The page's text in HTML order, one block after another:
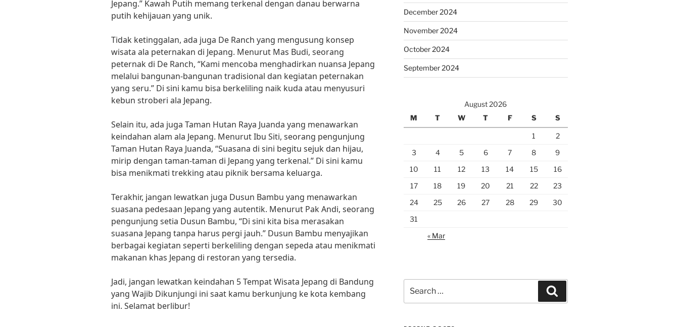
Jepang.” Kawah Putih memang terkenal dengan danau berwarna
putih kehijauan yang unik.
Tidak ketinggalan, ada juga De Ranch yang mengusung konsep
wisata ala peternakan di Jepang. Menurut Mas Budi, seorang
peternak di De Ranch, “Kami mencoba menghadirkan nuansa Jepang
melalui bangunan-bangunan tradisional dan kegiatan peternakan
yang seru.” Di sini kamu bisa berkeliling naik kuda atau menyusuri
kebun stroberi ala Jepang.
Selain itu, ada juga Taman Hutan Raya Juanda yang menawarkan
keindahan alam ala Jepang. Menurut Ibu Siti, seorang pengunjung
Taman Hutan Raya Juanda, “Suasana di sini begitu sejuk dan hijau,
mirip dengan taman-taman di Jepang yang terkenal.” Di sini kamu
bisa menikmati trekking atau piknik bersama keluarga.
Terakhir, jangan lewatkan juga Dusun Bambu yang menawarkan
suasana pedesaan Jepang yang autentik. Menurut Pak Andi, seorang
pengunjung setia Dusun Bambu, “Di sini kita bisa merasakan
suasana Jepang tanpa harus pergi jauh.” Dusun Bambu menyajikan
berbagai kegiatan seperti berkeliling dengan sepeda atau menikmati
makanan khas Jepang di restoran yang tersedia.
Jadi, jangan lewatkan keindahan 5 Tempat Wisata Jepang di Bandung
yang Wajib Dikunjungi ini saat kamu berkunjung ke kota kembang
ini. Selamat berlibur!
December 2024
November 2024
October 2024
September 2024
August 2026
M
T W T F S S
1
2
3
4 5 6 7 8
9
10
11 12 13 14 15
16
17
18 19 20 21 22
23
24
25 26 27 28 29
30
31
« Mar
for: